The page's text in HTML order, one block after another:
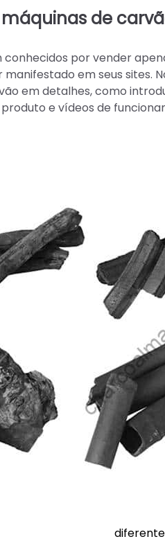
máquinas de
por vender
manifestado em seus
em detalhes, como
e vídeos de